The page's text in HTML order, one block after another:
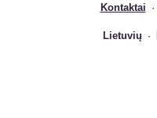
Kontaktai ·
Lietuvių ·